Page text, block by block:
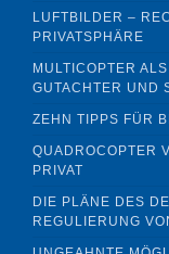
LUFTBILDER –
PRIVATSPHÄRE
MULTICOPTER
GUTACHTER UND
ZEHN TIPPS FÜR
QUADROCOPTER
PRIVAT
DIE PLÄNE DES
REGULIERUNG